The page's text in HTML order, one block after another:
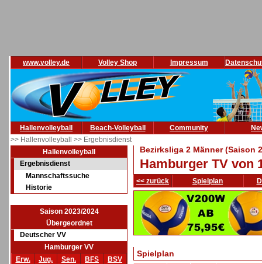
www.volley.de Volley Shop Impressum
Hallenvolleyball Beach-Volleyball Community
>> Hallenvolleyball >> Ergebnisdienst
Hallenvolleyball
Ergebnisdienst
Mannschaftssuche
Historie
Saison 2023/2024
Übergeordnet
Deutscher VV
Hamburger VV
Erw.
Jug. Sen. BFS
BSV
Bezirksliga 2 Männer (Saison
Hamburger TV von
<< zurück Spielplan
Spielplan